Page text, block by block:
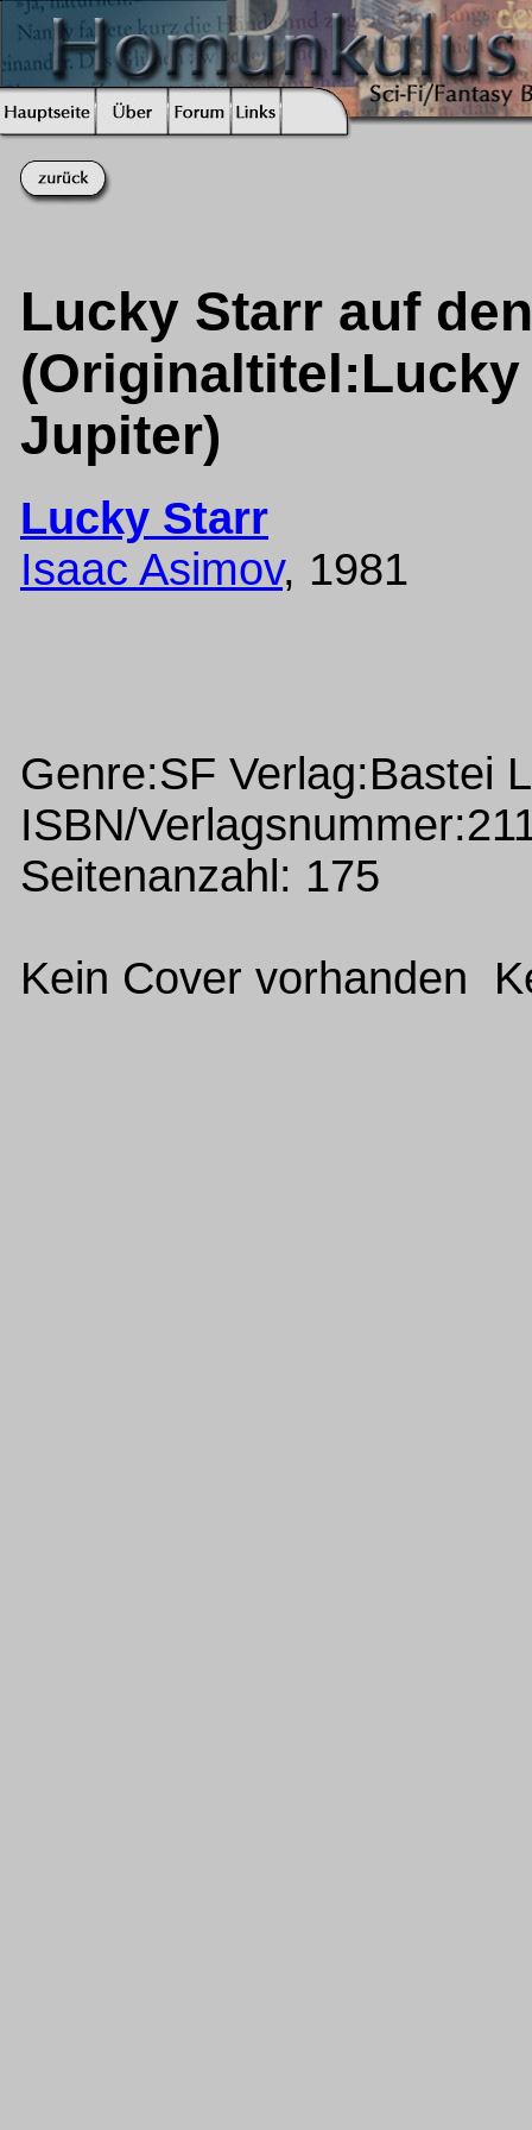
Lucky Starr auf
Jupiter)
Lucky Starr
Isaac Asimov, 1981
Genre:SF Verlag:Bastei
ISBN/
Seitenanzahl: 175
Kein Cover vorhanden